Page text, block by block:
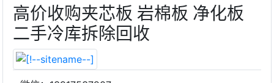
高价收购夹芯板 岩棉板 净化板
二手冷库拆除回收